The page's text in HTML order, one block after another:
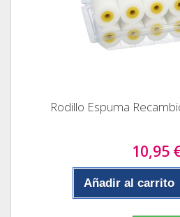
Rodillo Espuma
10,95
Añadir al carrito